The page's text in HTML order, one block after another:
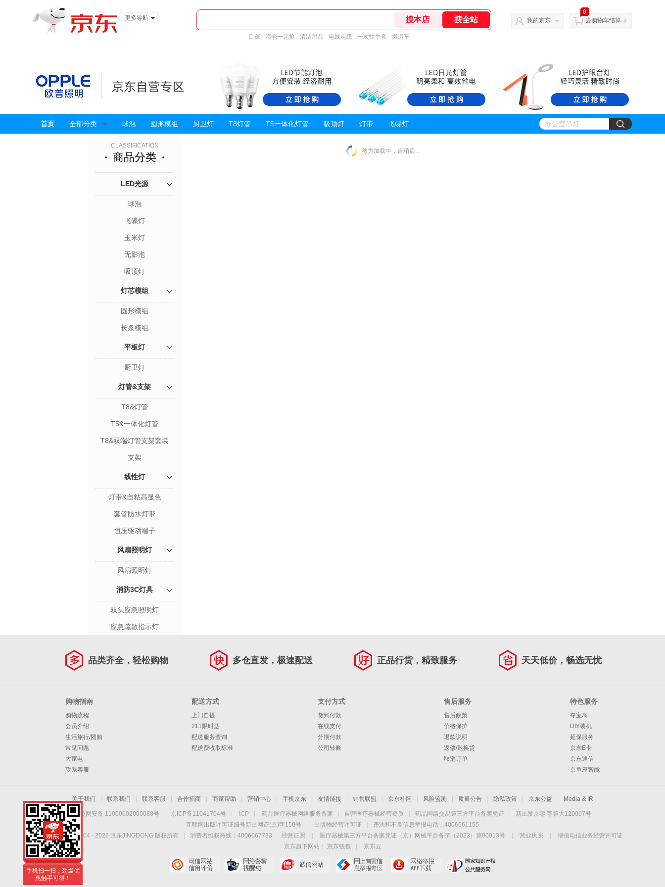
更多导航
口罩 清仓一元抢 清洁用品 电线电缆 一次性手套 搬运车
我的京东
0
去购物车结算
首页 全部分类 球泡 圆形模组 厨卫灯 T8灯管 T5一体化灯管 吸顶灯 灯带 飞碟灯
CLASSIFICATION
商品分类
LED光源
球泡
飞碟灯
玉米灯
无影泡
吸顶灯
灯芯模组
圆形模组
长条模组
平板灯
厨卫灯
灯管&支架
T8&灯管
T5&一体化灯管
T8&双端灯管支架套装
支架
线性灯
灯带&自粘高显色
套管防水灯带
恒压驱动端子
风扇照明灯
风扇照明灯
消防3C灯具
双头应急照明灯
应急疏散指示灯
努力加载中，请稍后...
品类齐全，轻松购物 多仓直发，极速配送 正品行货，精致服务 天天低价，畅选无忧
购物指南
购物流程
会员介绍
生活旅行/团购
常见问题
大家电
联系客服
配送方式
上门自提
211限时达
配送服务查询
配送费收取标准
支付方式
货到付款
在线支付
分期付款
公司转账
售后服务
售后政策
价格保护
退款说明
返修/退换货
取消订单
特色服务
夺宝岛
DIY装机
延保服务
京东E卡
京东通信
京鱼座智能
关于我们 联系我们 联系客服 合作招商 商家帮助 营销中心 手机京东 友情链接 销售联盟 京东社区 风险监测 质量公告 隐私政策 京东公益 Media & IR
京公网安备 11000002000088号 京ICP备11041704号 ICP 药品医疗器械网络服务备案 自营医疗器械经营资质 药品网络交易第三方平台备案凭证
新出发京零 字第大120007号
互联网出版许可证编号新出网证(京)字150号
出版物经营许可证
违法和不良信息举报电话：4006561155
Copyright © 2004 - 2026 京东JINGDONG 版权所有 消费者维权热线：4006067733 经营证照 医疗器械第三方平台备案凭证（京）网械平台备字（2023）第00013号 营业执照
增值电信业务经营许可证
京东旗下网站：
京东钱包
京东云
手机扫一扫，劲爆优
惠触手可得！
手机扫一扫，劲爆优
惠触手可得！